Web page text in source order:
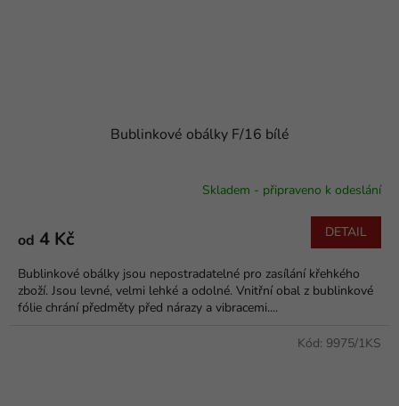
Bublinkové obálky F/16 bílé
Skladem - připraveno k odeslání
od 4 Kč DETAIL
Bublinkové obálky jsou nepostradatelné pro zasílání křehkého
zboží. Jsou levné, velmi lehké a odolné. Vnitřní obal z bublinkové
fólie chrání předměty před nárazy a vibracemi....
Kód: 9975/1KS